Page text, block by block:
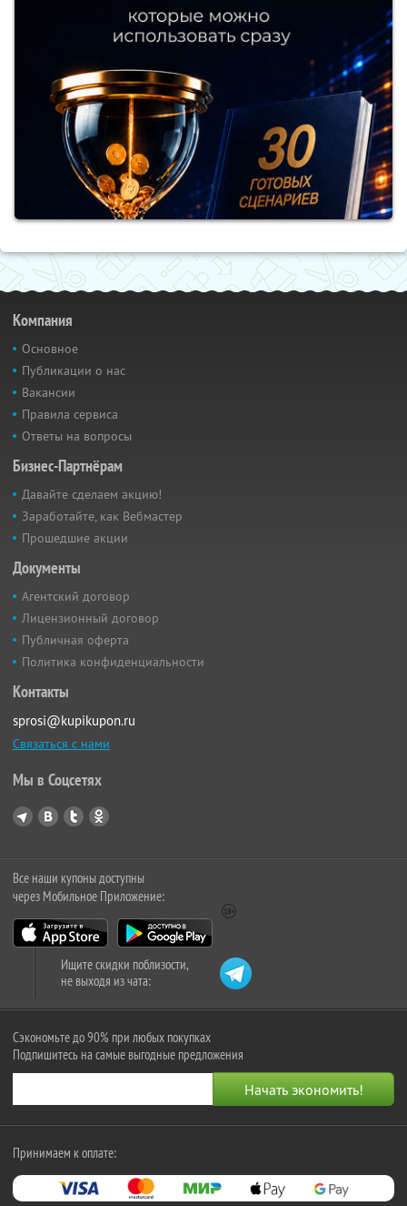
Компания
Основное
Публикации о нас
Вакансии
Правила сервиса
Ответы на вопросы
Бизнес-Партнёрам
Давайте сделаем акцию!
Заработайте, как Вебмастер
Прошедшие акции
Документы
Агентский договор
Лицензионный договор
Публичная оферта
Политика конфиденциальности
Контакты
sprosi@kupikupon.ru
Связаться с нами
Мы в Соцсетях
Все наши купоны доступны
через Мобильное Приложение:
Ищите скидки поблизости,
не выходя из чата:
Сэкономьте до 90% при любых покупках
Подпишитесь на самые выгодные предложения
Принимаем к оплате: